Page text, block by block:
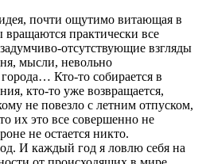
почти ощутимо витающая в
вращаются практически все
отсутствующие взгляды
мысли, невольно
Кто-то собирается в
кто-то уже возвращается,
не повезло с летним отпуском,
их это все совершенно не
не остается никто.
И каждый год я ловлю себя на